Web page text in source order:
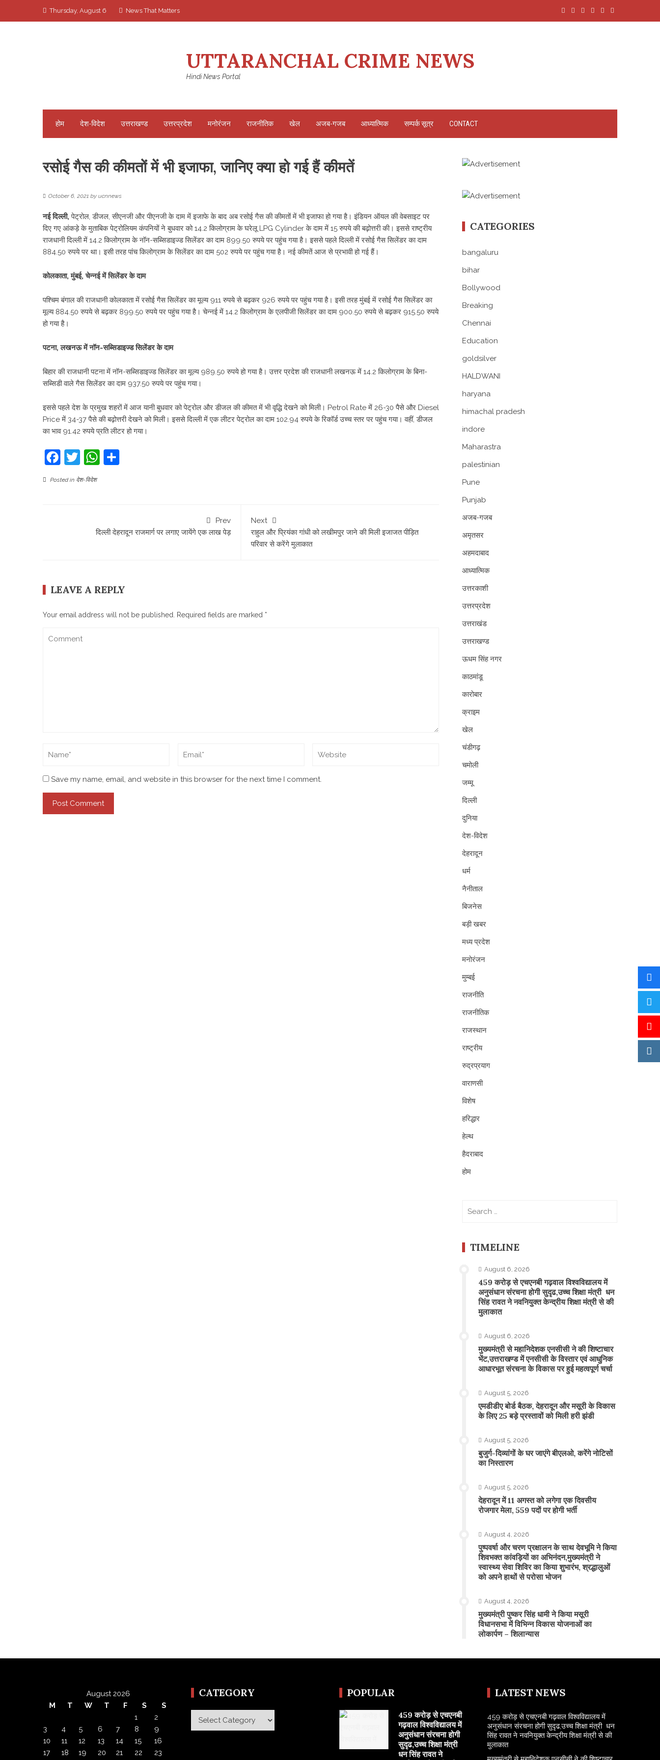
Thursday, August 6 News That Matters
UTTARANCHAL CRIME NEWS
Hindi News Portal
होम देश-विदेश उत्तराखण्ड उत्तरप्रदेश मनोरंजन राजनीतिक खेल अजब-गजब आध्यात्मिक सम्पर्क सूत्र CONTACT
रसोई गैस की कीमतों में भी इजाफा, जानिए क्या हो गई हैं कीमतें
October 6, 2021 by ucnnews
नई दिल्ली,पेट्रोल, डीजल, सीएनजी और पीएनजी के दाम में इजाफे के बाद अब रसोई गैस की कीमतों में भी इजाफा हो गया है। इंडियन ऑयल की वेबसाइट पर
दिए गए आंकड़े के मुताबिक पेट्रोलियम कंपनियों ने बुधवार को 14.2 किलोग्राम के घरेलू LPG Cylinder के दाम में 15 रुपये की बढ़ोत्तरी की। इससे राष्ट्रीय
राजधानी दिल्ली में 14.2 किलोग्राम के नॉन-सब्सिडाइज्ड सिलेंडर का दाम 899.50 रुपये पर पहुंच गया है। इससे पहले दिल्ली में रसोई गैस सिलेंडर का दाम
884.50 रुपये पर था। इसी तरह पांच किलोग्राम के सिलेंडर का दाम 502 रुपये पर पहुंच गया है। नई कीमतें आज से प्रभावी हो गई हैं।
कोलकाता, मुंबई, चेन्नई में सिलेंडर के दाम
पश्चिम बंगाल की राजधानी कोलकाता में रसोई गैस सिलेंडर का मूल्य 911 रुपये से बढ़कर 926 रुपये पर पहुंच गया है। इसी तरह मुंबई में रसोई गैस सिलेंडर का
मूल्य 884.50 रुपये से बढ़कर 899.50 रुपये पर पहुंच गया है। चेन्नई में 14.2 किलोग्राम के एलपीजी सिलेंडर का दाम 900.50 रुपये से बढ़कर 915.50 रुपये
हो गया है।
पटना, लखनऊ में नॉन-सब्सिडाइज्ड सिलेंडर के दाम
बिहार की राजधानी पटना में नॉन-सब्सिडाइज्ड सिलेंडर का मूल्य 989.50 रुपये हो गया है। उत्तर प्रदेश की राजधानी लखनऊ में 14.2 किलोग्राम के बिना-
सब्सिडी वाले गैस सिलेंडर का दाम 937.50 रुपये पर पहुंच गया।
इससे पहले देश के प्रमुख शहरों में आज यानी बुधवार को पेट्रोल और डीजल की कीमत में भी वृद्धि देखने को मिली। Petrol Rate में 26-30 पैसे और Diesel
Price में 34-37 पैसे की बढ़ोत्तरी देखने को मिली। इससे दिल्ली में एक लीटर पेट्रोल का दाम 102.94 रुपये के रिकॉर्ड उच्च स्तर पर पहुंच गया। वहीं, डीजल
का भाव 91.42 रुपये प्रति लीटर हो गया।
Facebook
TwitterWhatsApp
Posted in देश-विदेश
Prev
दिल्ली देहरादून राजमार्ग पर लगाए जायेंगे एक लाख पेड़
Next
राहुल और प्रियंका गांधी को लखीमपुर जाने की मिली इजाजत पीड़ित
परिवार से करेंगे मुलाकात
LEAVE A REPLY
Your email address will not be published. Required fields are marked *
Save my name, email, and website in this browser for the next time I comment.
CATEGORIES
bangaluru
bihar
Bollywood
Breaking
Chennai
Education
goldsilver
HALDWANI
haryana
himachal pradesh
indore
Maharastra
palestinian
Pune
Punjab
अजब-गजब
अमृतसर
अहमदाबाद
आध्यात्मिक
उत्तरकाशी
उत्तरप्रदेश
उत्तराखंड
उत्तराखण्ड
ऊधम सिंह नगर
काठमांडू
कारोबार
क्राइम
खेल
चंडीगढ़
चमोली
जम्मू
दिल्ली
दुनिया
देश-विदेश
देहरादून
धर्म
नैनीताल
बिजनेस
बड़ी खबर
मध्य प्रदेश
मनोरंजन
मुम्बई
राजनीति
राजनीतिक
राजस्थान
राष्ट्रीय
रुद्रप्रयाग
वाराणसी
विशेष
हरिद्धार
हेल्थ
हैदराबाद
होम
TIMELINE
August 6, 2026
459 करोड़ से एचएनबी गढ़वाल विश्वविद्यालय में
अनुसंधान संरचना होगी सुदृढ,उच्च शिक्षा मंत्री धन
सिंह रावत ने नवनियुक्त केन्द्रीय शिक्षा मंत्री से की
मुलाकात
August 6, 2026
मुख्यमंत्री से महानिदेशक एनसीसी ने की शिष्टाचार
भेंट,उत्तराखण्ड में एनसीसी के विस्तार एवं आधुनिक
आधारभूत संरचना के विकास पर हुई महत्वपूर्ण चर्चा
August 5, 2026
एमडीडीए बोर्ड बैठक, देहरादून और मसूरी के विकास
के लिए 25 बड़े प्रस्तावों को मिली हरी झंडी
August 5, 2026
बुजुर्ग-दिव्यांगों के घर जाएंगे बीएलओ, करेंगे नोटिसों
का निस्तारण
August 5, 2026
​देहरादून में 11 अगस्त को लगेगा एक दिवसीय
रोजगार मेला, 559 पदों पर होगी भर्ती
August 4, 2026
पुष्पवर्षा और चरण प्रक्षालन के साथ देवभूमि ने किया
शिवभक्त कांवड़ियों का अभिनंदन,मुख्यमंत्री ने
स्वास्थ्य सेवा शिविर का किया शुभारंभ, श्रद्धालुओं
को अपने हाथों से परोसा भोजन
August 4, 2026
मुख्यमंत्री पुष्कर सिंह धामी ने किया मसूरी
विधानसभा में विभिन्न विकास योजनाओं का
लोकार्पण – शिलान्यास
August 2026
M
T W T F S
S
1
2
3
4 5 6 7 8
9
10
11 12 13 14 15
16
17
18 19 20 21 22 23
CATEGORY
Category
POPULAR
459 करोड़ से एचएनबी
गढ़वाल विश्वविद्यालय में
अनुसंधान संरचना होगी
सुदृढ,उच्च शिक्षा मंत्री
धन सिंह रावत ने
LATEST NEWS
459 करोड़ से एचएनबी गढ़वाल विश्वविद्यालय में
अनुसंधान संरचना होगी सुदृढ,उच्च शिक्षा मंत्री धन
सिंह रावत ने नवनियुक्त केन्द्रीय शिक्षा मंत्री से की
मुलाकात